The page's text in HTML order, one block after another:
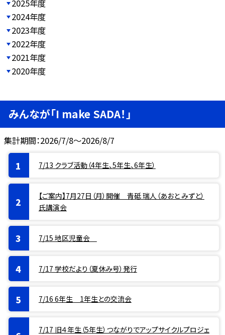
2025年度
2024年度
2023年度
2022年度
2021年度
2020年度
みんなが「I make SADA！」
集計期間：2026/7/8～2026/8/7
7/13 クラブ活動（4年生、5年生、6年生）
【ご案内】7月27日（月）開催 青砥 瑞人（あおと みずと）
氏講演会
7/15 地区児童会
7/17 学校だより（夏休み号）発行
7/16 6年生 1年生との交流会
7/17 旧４年生（5年生）つながりでアップサイクルプロジェ